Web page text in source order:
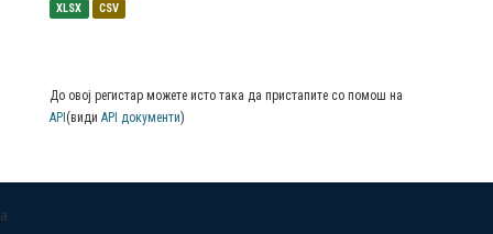
XLSX CSV
До овој регистар можете исто така да пристапите со помош на
API (види API документи)
a